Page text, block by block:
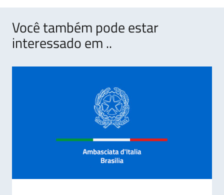
Você também pode estar
interessado em ..